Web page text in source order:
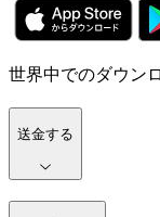
世界中でのダウン
送金する